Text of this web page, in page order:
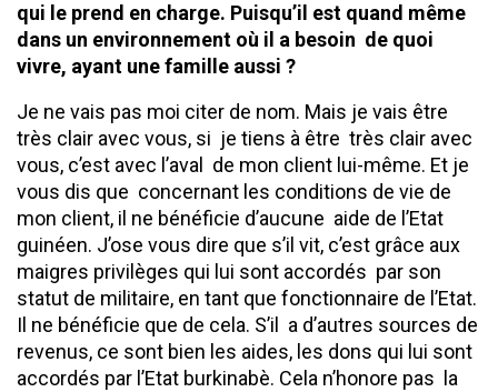
qui le prend en charge. Puisqu’il est quand même
dans un environnement où il a besoin de quoi
vivre, ayant une famille aussi ?
Je ne vais pas moi citer de nom. Mais je vais être
très clair avec vous, si je tiens à être très clair avec
vous, c’est avec l’aval de mon client lui-même. Et je
vous dis que concernant les conditions de vie de
mon client, il ne bénéficie d’aucune aide de l’Etat
guinéen. J’ose vous dire que s’il vit, c’est grâce aux
maigres privilèges qui lui sont accordés par son
statut de militaire, en tant que fonctionnaire de l’Etat.
Il ne bénéficie que de cela. S’il a d’autres sources de
revenus, ce sont bien les aides, les dons qui lui sont
accordés par l’Etat burkinabè. Cela n’honore pas la